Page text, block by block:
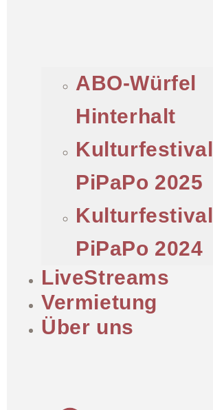
ABO-Würfel
Hinterhalt
Kulturfestival
PiPaPo 2025
Kulturfestival
PiPaPo 2024
LiveStreams
Vermietung
Über uns